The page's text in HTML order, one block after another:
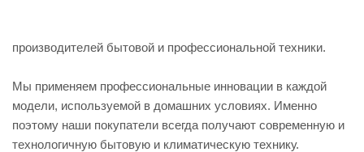
производителей бытовой и профессиональной техники.
Мы применяем профессиональные инновации в каждой
модели, используемой в домашних условиях. Именно
поэтому наши покупатели всегда получают современную и
технологичную бытовую и климатическую технику.